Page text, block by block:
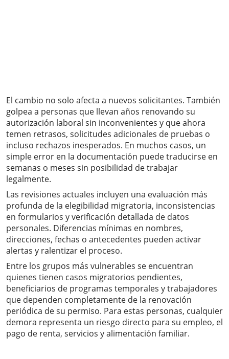
El cambio no solo afecta a nuevos solicitantes. También
golpea a personas que llevan años renovando su
autorización laboral sin inconvenientes y que ahora
temen retrasos, solicitudes adicionales de pruebas o
incluso rechazos inesperados. En muchos casos, un
simple error en la documentación puede traducirse en
semanas o meses sin posibilidad de trabajar
legalmente.
Las revisiones actuales incluyen una evaluación más
profunda de la elegibilidad migratoria, inconsistencias
en formularios y verificación detallada de datos
personales. Diferencias mínimas en nombres,
direcciones, fechas o antecedentes pueden activar
alertas y ralentizar el proceso.
Entre los grupos más vulnerables se encuentran
quienes tienen casos migratorios pendientes,
beneficiarios de programas temporales y trabajadores
que dependen completamente de la renovación
periódica de su permiso. Para estas personas, cualquier
demora representa un riesgo directo para su empleo, el
pago de renta, servicios y alimentación familiar.